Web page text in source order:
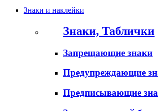
Знаки и наклейки
Знаки, Таблички
Запрещающие знаки
Предупреждающие
Предписывающие